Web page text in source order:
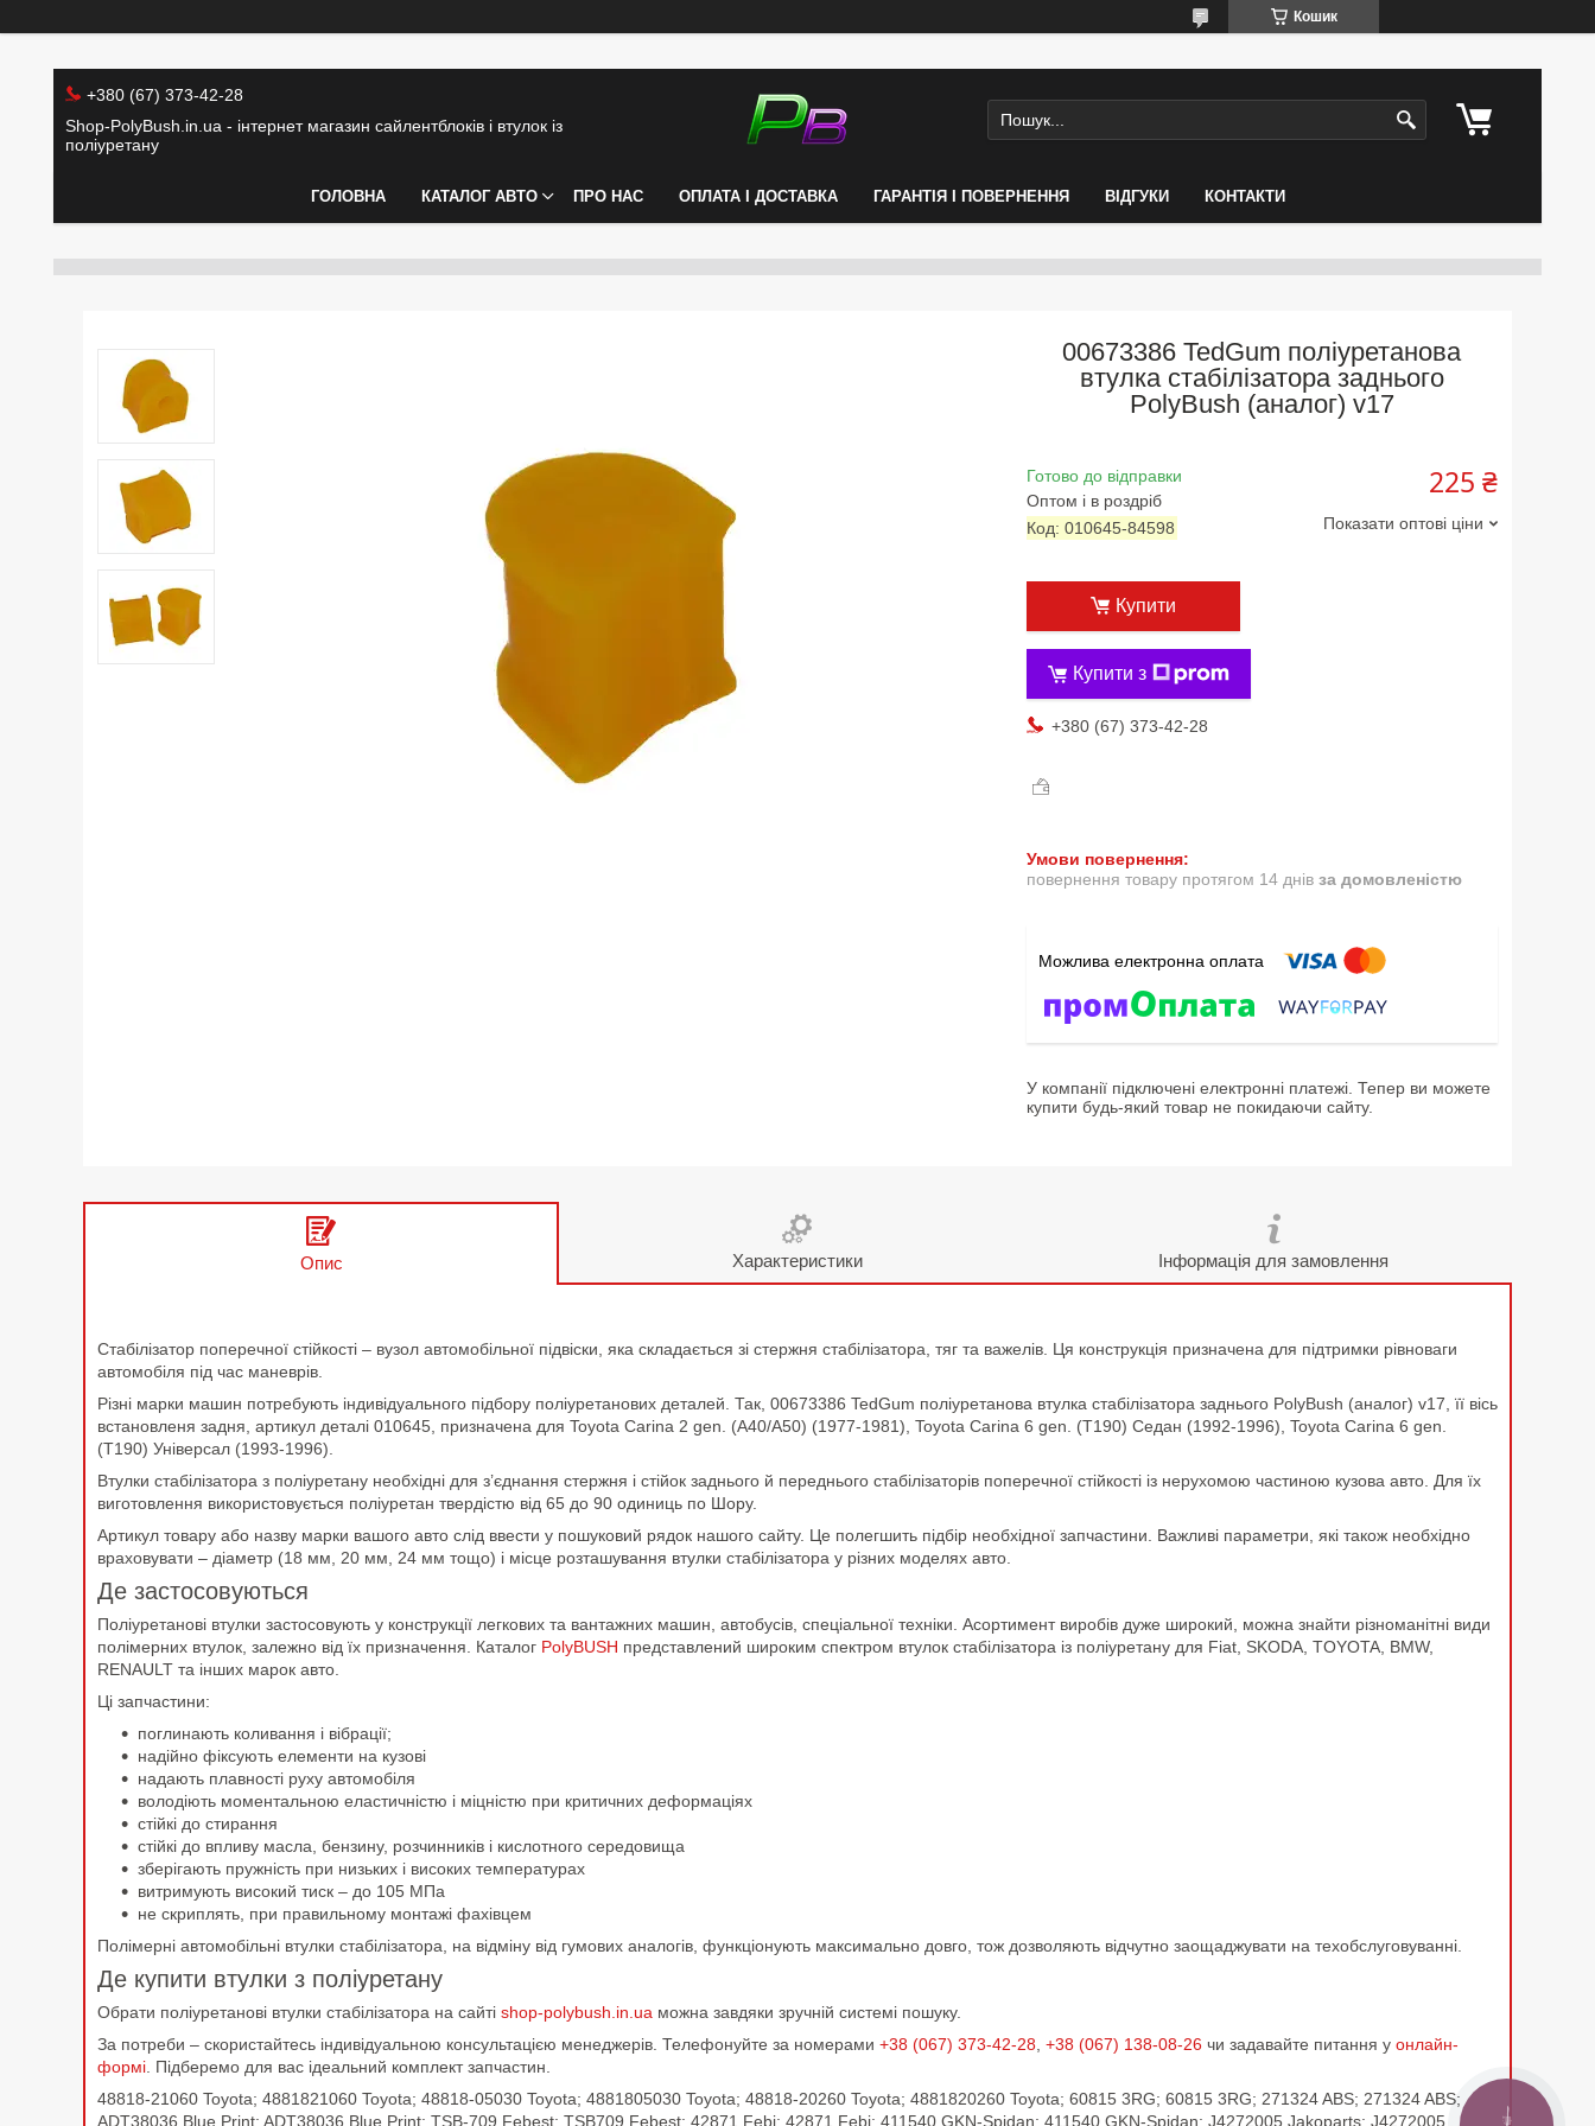
Кошик
+380 (67) 373-42-28
Shop-PolyBush.in.ua - інтернет магазин сайлентблоків і втулок із
поліуретану
ГОЛОВНА КАТАЛОГ АВТО ПРО НАС ОПЛАТА І ДОСТАВКА ГАРАНТІЯ І ПОВЕРНЕННЯ ВІДГУКИ КОНТАКТИ
00673386 TedGum поліуретанова
втулка стабілізатора заднього
PolyBush (аналог) v17
Готово до відправки
Оптом і в роздріб
Код: 010645-84598
225 ₴
Показати оптові ціни
Купити
Купити з
+380 (67) 373-42-28
повернення товару протягом 14 днів за домовленістю
У компанії підключені електронні платежі. Тепер ви можете
купити будь-який товар не покидаючи сайту.
Опис Характеристики Інформація для замовлення
Стабілізатор поперечної стійкості – вузол автомобільної підвіски, яка складається зі стержня стабілізатора, тяг та важелів. Ця конструкція призначена для підтримки рівноваги
автомобіля під час маневрів.
Різні марки машин потребують індивідуального підбору поліуретанових деталей. Так, 00673386 TedGum поліуретанова втулка стабілізатора заднього PolyBush (аналог) v17, її вісь
встановленя задня, артикул деталі 010645, призначена для Toyota Carina 2 gen. (A40/A50) (1977-1981), Toyota Carina 6 gen. (T190) Седан (1992-1996), Toyota Carina 6 gen.
(T190) Універсал (1993-1996).
Втулки стабілізатора з поліуретану необхідні для з’єднання стержня і стійок заднього й переднього стабілізаторів поперечної стійкості із нерухомою частиною кузова авто. Для їх
виготовлення використовується поліуретан твердістю від 65 до 90 одиниць по Шору.
Артикул товару або назву марки вашого авто слід ввести у пошуковий рядок нашого сайту. Це полегшить підбір необхідної запчастини. Важливі параметри, які також необхідно
враховувати – діаметр (18 мм, 20 мм, 24 мм тощо) і місце розташування втулки стабілізатора у різних моделях авто.
Де застосовуються
Поліуретанові втулки застосовують у конструкції легкових та вантажних машин, автобусів, спеціальної техніки. Асортимент виробів дуже широкий, можна знайти різноманітні види
полімерних втулок, залежно від їх призначення. Каталог PolyBUSH представлений широким спектром втулок стабілізатора із поліуретану для Fiat, SKODA, TOYOTA, BMW,
RENAULT та інших марок авто.
Ці запчастини:
поглинають коливання і вібрації;
надійно фіксують елементи на кузові
надають плавності руху автомобіля
володіють моментальною еластичністю і міцністю при критичних деформаціях
стійкі до стирання
стійкі до впливу масла, бензину, розчинників і кислотного середовища
зберігають пружність при низьких і високих температурах
витримують високий тиск – до 105 МПа
не скриплять, при правильному монтажі фахівцем
Полімерні автомобільні втулки стабілізатора, на відміну від гумових аналогів, функціонують максимально довго, тож дозволяють відчутно заощаджувати на техобслуговуванні.
Де купити втулки з поліуретану
Обрати поліуретанові втулки стабілізатора на сайті shop-polybush.in.ua можна завдяки зручній системі пошуку.
За потреби – скористайтесь індивідуальною консультацією менеджерів. Телефонуйте за номерами +38 (067) 373-42-28, +38 (067) 138-08-26 чи задавайте питання у онлайн-
формі. Підберемо для вас ідеальний комплект запчастин.
48818-21060 Toyota; 4881821060 Toyota; 48818-05030 Toyota; 4881805030 Toyota; 48818-20260 Toyota; 4881820260 Toyota; 60815 3RG; 60815 3RG; 271324 ABS; 271324 ABS;
ADT38036 Blue Print; ADT38036 Blue Print; TSB-709 Febest; TSB709 Febest; 42871 Febi; 42871 Febi; 411540 GKN-Spidan; 411540 GKN-Spidan; J4272005 Jakoparts; J4272005
КНОПКА